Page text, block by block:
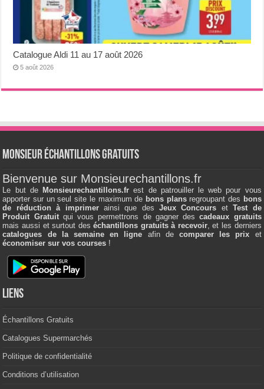
Catalogue Aldi 11 au 17 août 2026
5 août 2026
Monsieur échantillons Gratuits
Bienvenue sur Monsieurechantillons.fr
Le but de Monsieurechantillons.fr est de patrouiller le web pour vous
apporter sur un seul site le maximum de bons plansregroupant des bons
de réduction à imprimerainsi que desJeux Concours etTest de
Produit Gratuitqui vous permettrons de gagner descadeaux gratuits
mais aussi et surtout deséchantillons gratuits à recevoir, et les derniers
catalogues de la semaine en ligne afin de comparer les prix et
économiser sur vos courses !
Liens
Échantillons Gratuits
Catalogues Supermarchés
Politique de confidentialité
Conditions d’utilisation